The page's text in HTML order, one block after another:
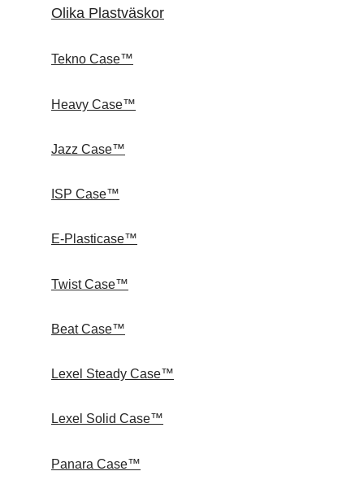
Olika Plastväskor
Tekno Case™
Heavy Case™
Jazz Case™
ISP Case™
E-Plasticase™
Twist Case™
Beat Case™
Lexel Steady Case™
Lexel Solid Case™
Panara Case™